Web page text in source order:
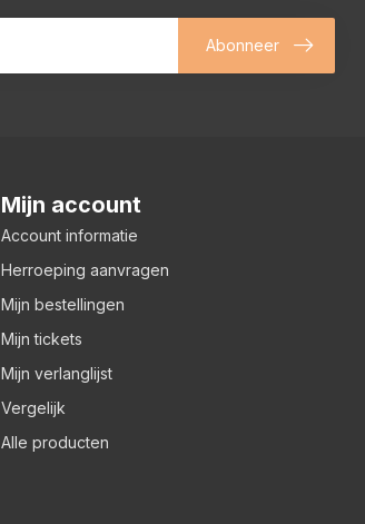
Abonneer
Mijn account
Account informatie
Herroeping aanvragen
Mijn bestellingen
Mijn tickets
Mijn verlanglijst
Vergelijk
Alle producten